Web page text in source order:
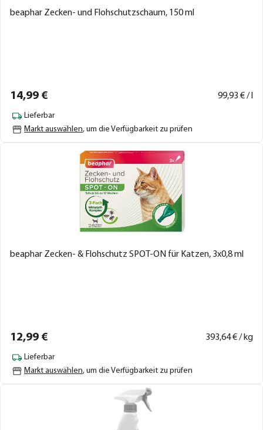
beaphar Zecken- und Flohschutzschaum, 150 ml
14,99 € 99,93 € / l
Lieferbar
Markt auswählen, um die Verfügbarkeit zu prüfen
beaphar Zecken- & Flohschutz SPOT-ON für Katzen, 3x0,8 ml
12,99 € 393,64€ / kg
Lieferbar
Markt auswählen, um die Verfügbarkeit zu prüfen